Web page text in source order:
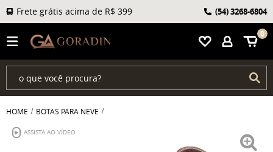
0
Frete grátis acima de R$ 399 (54)3268-6804
HOME BOTAS PARA NEVE
ASSISTA AO VÍDEO